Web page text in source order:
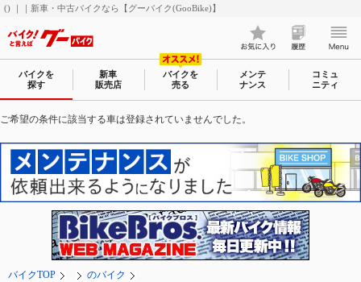
() ｜｜新車・中古バイクなら【グーバイク(GooBike)】
バイクを
探す
新車
販売店
バイクを
売る
メンテ
ナンス
コミュ
ニティ
ご希望の条件に該当する車は登録されていませんでした。
バイクTOP のバイク